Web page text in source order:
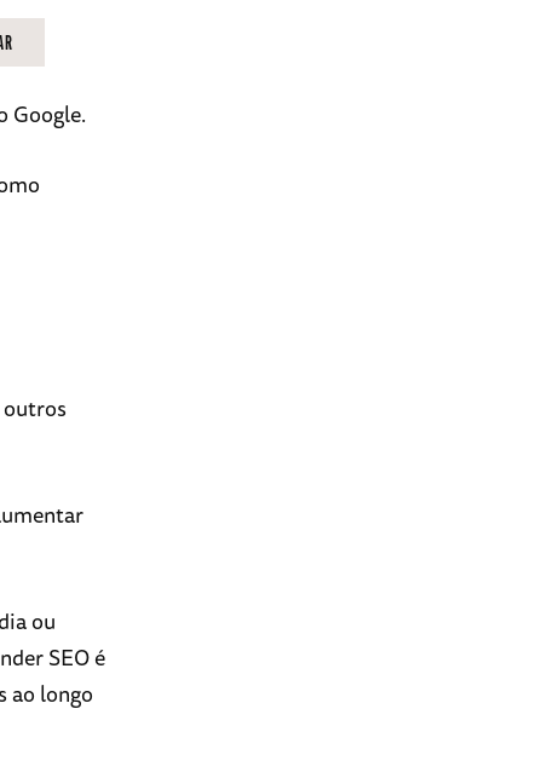
Google.
outros
ou
SEO é
ao longo